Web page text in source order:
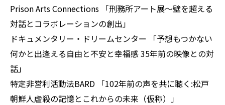
Prison Arts Connections 「刑務所アート展～壁を超える
対話とコラボレーションの創出」
ドキュメンタリー・ドリームセンター 「予想もつかない
何かと出逢える自由と不安と幸福感 35年前の映像との対
話」
特定非営利活動法BARD 「102年前の声を共に聴く:松戸
朝鮮人虐殺の記憶とこれからの未来（仮称）」